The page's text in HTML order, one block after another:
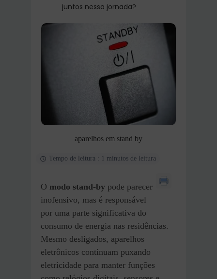
juntos nessa jornada?
aparelhos em stand by
Tempo de leitura : 1 minutos de leitura
O modo stand-by pode parecer
inofensivo, mas é responsável
por uma parte significativa do
consumo de energia nas residências.
Mesmo desligados, aparelhos
eletrônicos continuam puxando
eletricidade para manter funções